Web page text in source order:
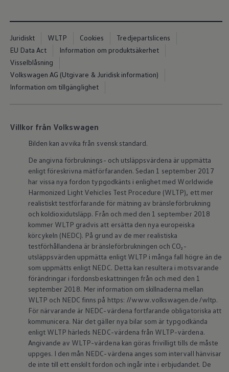
Ordlista
Hitta tjänster för din modell
Volkswagen-appar, inloggning och shoppen
We Charge
Elbilar
ID.4
ID.7
ID.7 Tourer
ID. Buzz
Konceptbilar
Höjd släpvagnsvikt
Våra laddhybrider
Golf GTE
Passat eHybrid
Tiguan eHybrid
Tayron eHybrid
Laddning och räckvidd
FAQ: Laddning och räckvidd
Hur betalar jag för laddning?
Vad kostar det att äga elbil?
Laddning för din elbil
Karta över laddstationer
Plug & Charge
We Charge
Laddboxen ID. Charger
Vad innebär "räckvidd enligt WLTP?"
Tekniken i elbilen
Klimatanläggning
Värmepump
Bromssystemet i ID.
Batterigaranti och underhåll
Juridiskt WLTP Cookies
Tredjepartslicens
EU Data Act
Information om produktsäkerhet
Visselblåsning
Volkswagen AG (Utgivare & Juridisk information)
Information om tillgänglighet
Villkor från Volkswagen
Bilden kan avvika från svensk standard.
De angivna förbruknings- och utsläppsvärdena är uppmätta
enligt föreskrivna mätförfaranden. Sedan 1 september 2017
har vissa nya fordon typgodkänts i enlighet med Worldwide
Harmonized Light Vehicles Test Procedure (WLTP), ett mer
realistiskt testförfarande för mätning av bränsleförbrukning
och koldioxidutsläpp. Från och med den 1 september 2018
kommer WLTP gradvis att ersätta den nya europeiska
körcykeln (NEDC). På grund av de mer realistiska
testförhållandena är bränsleförbrukningen och CO₂-
utsläppsvärden uppmätta enligt WLTP i många fall högre än de
som uppmätts enligt NEDC. Detta kan resultera i motsvarande
förändringar i fordonsbeskattningen från och med den 1
september 2018. Mer information om skillnaderna mellan
WLTP och NEDC finns på https: //www.volkswagen.de/wltp.
För närvarande är NEDC-värdena fortfarande obligatoriska att
kommunicera. När det gäller nya bilar som är typgodkända
enligt WLTP härleds NEDC-värdena från WLTP-värdena.
Angivande av WLTP-värdena kan göras frivilligt tills de måste
uppges. I den mån NEDC-värdena anges som intervall hänvisar
de inte till ett enskilt fordon och ingår inte i erbjudandet. De